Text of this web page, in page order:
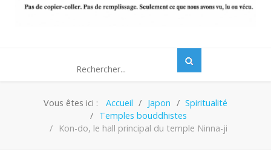
Vous êtes ici : Accueil Japon
Spiritualité
Temples bouddhistes
Kon-do, le hall principal du temple Ninna-ji